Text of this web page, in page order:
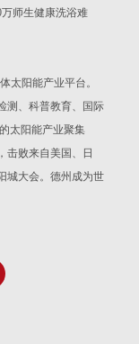
师生健康洗浴难
太阳能产业平台。
测、科普教育、国际
太阳能产业聚集
击败来自美国、日
城大会。德州成为世